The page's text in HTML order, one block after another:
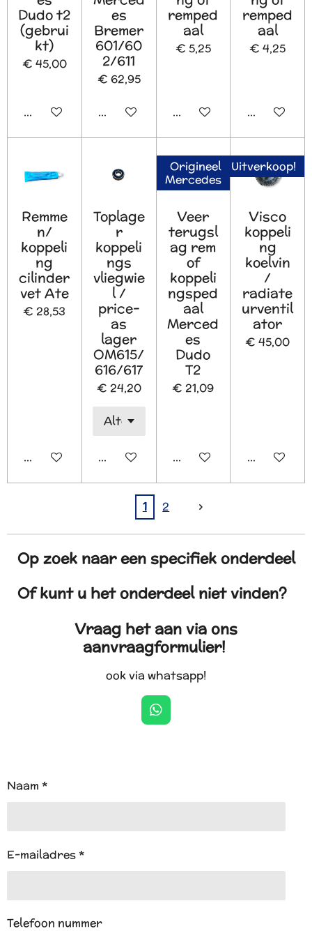
Dudo t2
(gebrui
kt)
€ 45,00
In winkelwagen
es
Bremer
601/60
2/611
€ 62,95
In winkelwagen
remped
aal
€ 5,25
In winkelwagen
remped
aal
€ 4,25
In
Remme
n/
koppeli
ng
cilinder
vet Ate
€ 28,53
In winkelwagen
Toplage
r
koppeli
ngs
vliegwie
l /
price-
as
lager
OM615/
616/617
€ 24,20
In winkelwagen
Origineel
Mercedes
Veer
terugsl
ag rem
of
koppeli
ngsped
aal
Merced
es
Dudo
T2
€ 21,09
In winkelwagen
Uitverkoop!
Visco
koppeli
ng
koelvin
/
radiate
urventil
ator
€ 45,00
In
1 2
Op zoek naar een specifiek onderdeel
Of kunt u het onderdeel niet vinden?
Vraag het aan via ons
aanvraagformulier!
ook via whatsapp!
W
h
Naam *
E-mailadres *
Telefoon nummer